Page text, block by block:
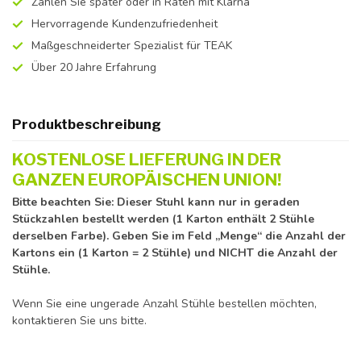
Hervorragende Kundenzufriedenheit
Maßgeschneiderter Spezialist für TEAK
Über 20 Jahre Erfahrung
Produktbeschreibung
KOSTENLOSE LIEFERUNG IN DER
GANZEN EUROPÄISCHEN UNION!
Bitte beachten Sie: Dieser Stuhl kann nur in geraden
Stückzahlen bestellt werden (1 Karton enthält 2 Stühle
derselben Farbe). Geben Sie im Feld „Menge“ die Anzahl der
Kartons ein (1 Karton = 2 Stühle) und NICHT die Anzahl der
Stühle.
Wenn Sie eine ungerade Anzahl Stühle bestellen möchten,
kontaktieren Sie uns bitte.